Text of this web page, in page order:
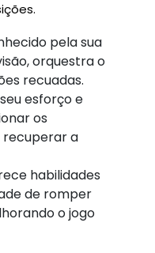
pela sua
orquestra o
recuadas.
esforço e
os
recuperar a
habilidades
de romper
o jogo